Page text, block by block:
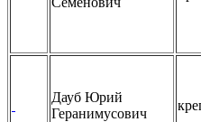
Дауб Юрий
Геранимусович